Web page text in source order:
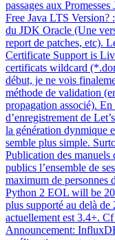
passages aux
Free Java LTS Version?
du JDK Oracle (Une
report de patches, etc).
Certificate Support is
certificats wildcard
début, je ne vois
méthode de validation
propagation associé).
d’enregistrement de
la génération dynmique
semble plus simple.
Publication des
publics l’ensemble de
maximum de personnes
Python 2 EOL will be
plus supporté au delà
actuellement est 3.4+.
Announcement: